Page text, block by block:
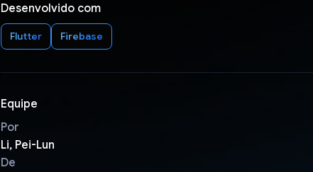
Desenvolvido com
Flutter Firebase
Equipe
Por
Li, Pei-Lun
De